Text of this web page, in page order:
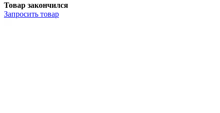
Товар закончился
Запросить товар